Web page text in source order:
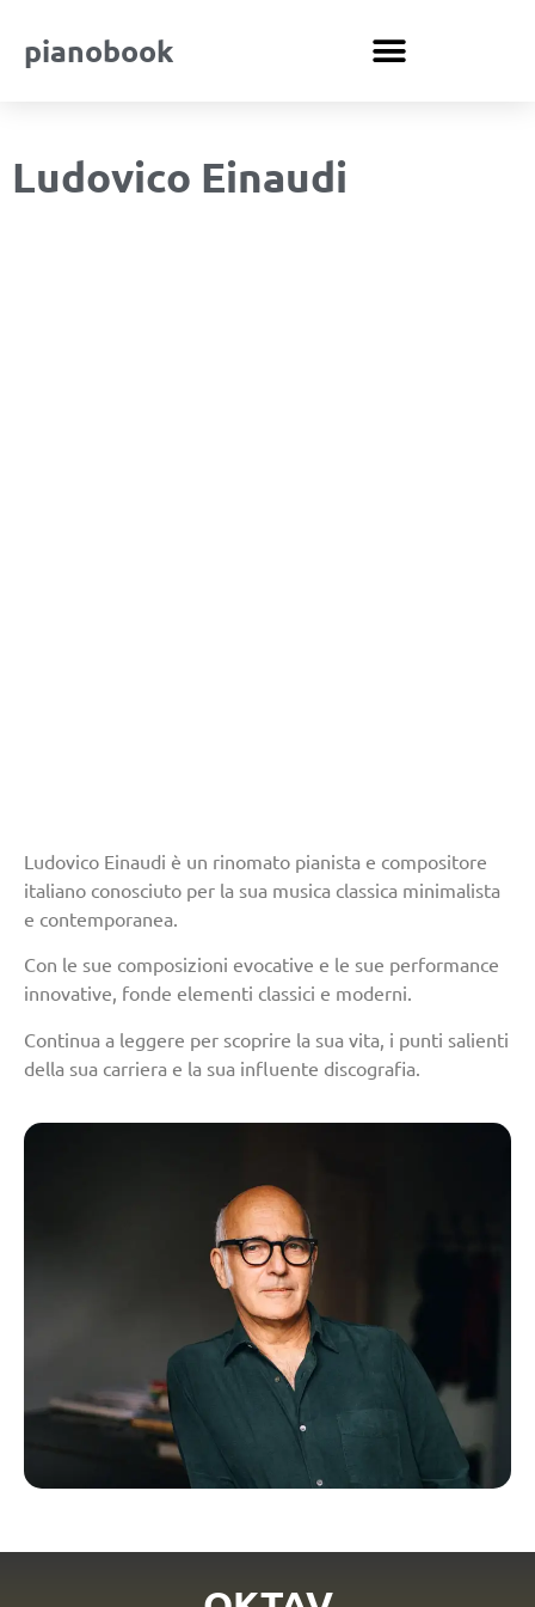
pianobook
Ludovico Einaudi
Ludovico Einaudi è un rinomato pianista e compositore
italiano conosciuto per la sua musica classica minimalista
e contemporanea.
Con le sue composizioni evocative e le sue performance
innovative, fonde elementi classici e moderni.
Continua a leggere per scoprire la sua vita, i punti salienti
della sua carriera e la sua influente discografia.